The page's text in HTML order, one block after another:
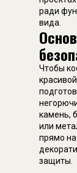
ради
вида.
Чтобы
камень,
или
прямо
защиты.